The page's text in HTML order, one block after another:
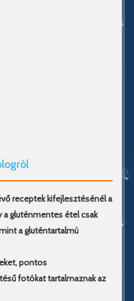
receptek kifejlesztésénél a
gluténmentes étel csak
a gluténtartalmú
pontos
fotókat tartalmaznak az